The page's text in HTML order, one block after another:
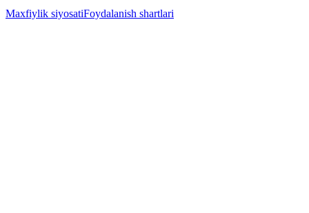
Maxfiylik siyosatiFoydalanish shartlari